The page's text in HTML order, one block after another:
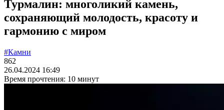
Турмалин: многоликий камень,
сохраняющий молодость, красоту и
гармонию с миром
#Камни
862
26.04.2024 16:49
Время прочтения: 10 минут